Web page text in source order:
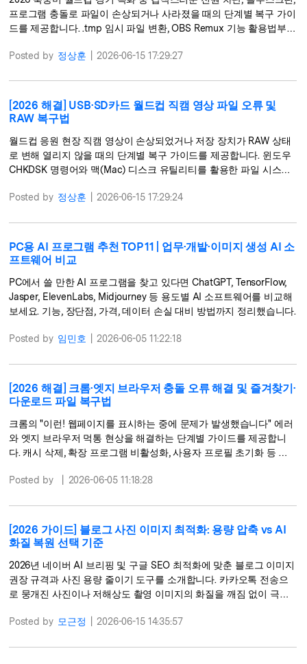
무료 체험
기타 프로그램
Repairit - 데이터 복구
UBackit - 데이터 백업
모든 기능 확인하기
프로그램 충돌로 파일이 손상되거나 사라졌을 때의 단계별 복구 가이
드를 제공합니다. .tmp 임시 파일 변환, OBS Remux 기능 활용법부터
팁을 확인해 보세요.
Posted by 정상훈 2026-06-15 17:29:27
[2026 해결] USB·SD카드 월드컵 직캠 영상 파일 오류 및
RAW 복구법
월드컵 응원 현장 직캠 영상이 손상되었거나 저장 장치가 RAW 상태
로 변해 열리지 않을 때의 단계별 복구 가이드를 제공합니다. 윈도우
CHKDSK 명령어와 맥(Mac) 디스크 유틸리티를 활용한 파일 시스템
을 확인해 보세요.
Posted by 정상훈 2026-06-15 17:29:24
PC용 AI 프로그램 추천 TOP 11 | 업무·개발·이미지 생성 AI 소
프트웨어 비교
PC에서 쓸 만한 AI 프로그램을 찾고 있다면 ChatGPT, TensorFlow,
Jasper, ElevenLabs, Midjourney 등 용도별 AI 소프트웨어를 비교해
보세요. 기능, 장단점, 가격, 데이터 손실 대비 방법까지 정리했습니다.
Posted by 임민호 2026-06-05 11:22:18
[2026 해결] 크롬·엣지 브라우저 충돌 오류 해결 및 즐겨찾기·
다운로드 파일 복구법
크롬의 "이런! 웹페이지를 표시하는 중에 문제가 발생했습니다" 에러
와 엣지 브라우저 먹통 현상을 해결하는 단계별 가이드를 제공합니
다. 캐시 삭제, 확장 프로그램 비활성화, 사용자 프로필 초기화 등 충
해 보세요.
Posted by 2026-06-05 11:18:28
[2026 가이드] 블로그 사진 이미지 최적화: 용량 압축 vs AI
화질 복원 선택 기준
2026년 네이버 AI 브리핑 및 구글 SEO 최적화에 맞춘 블로그 이미지
권장 규격과 사진 용량 줄이기 도구를 소개합니다. 카카오톡 전송으
로 뭉개진 사진이나 저해상도 촬영 이미지의 화질을 깨짐 없이 극대
보세요.
Posted by 모근정 2026-06-15 14:35:57